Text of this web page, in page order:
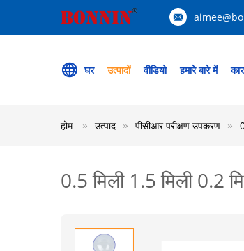
घर उत्पादों वीडियो हमारे बारे में
होम उत्पाद पीसीआर परीक्षण उपकरण
0.5 मिली 1.5 मिली 0.2